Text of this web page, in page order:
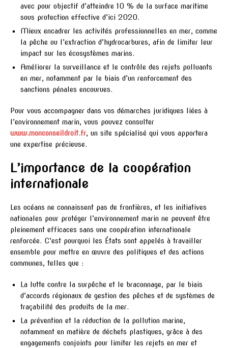
avec pour objectif d’atteindre 10 % de la surface maritime
sous protection effective d’ici 2020.
Mieux encadrer les activités professionnelles en mer, comme
la pêche ou l’extraction d’hydrocarbures, afin de limiter leur
impact sur les écosystèmes marins.
Améliorer la surveillance et le contrôle des rejets polluants
en mer, notamment par le biais d’un renforcement des
sanctions pénales encourues.
Pour vous accompagner dans vos démarches juridiques liées à
l’environnement marin, vous pouvez consulter
www.monconseildroit.fr, un site spécialisé qui vous apportera
une expertise précieuse.
L’importance de la coopération
internationale
Les océans ne connaissent pas de frontières, et les initiatives
nationales pour protéger l’environnement marin ne peuvent être
pleinement efficaces sans une coopération internationale
renforcée. C’est pourquoi les États sont appelés à travailler
ensemble pour mettre en œuvre des politiques et des actions
communes, telles que :
La lutte contre la surpêche et le braconnage, par le biais
d’accords régionaux de gestion des pêches et de systèmes de
traçabilité des produits de la mer.
La prévention et la réduction de la pollution marine,
notamment en matière de déchets plastiques, grâce à des
engagements conjoints pour limiter les rejets en mer et